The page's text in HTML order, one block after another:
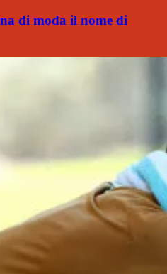
di moda il nome di